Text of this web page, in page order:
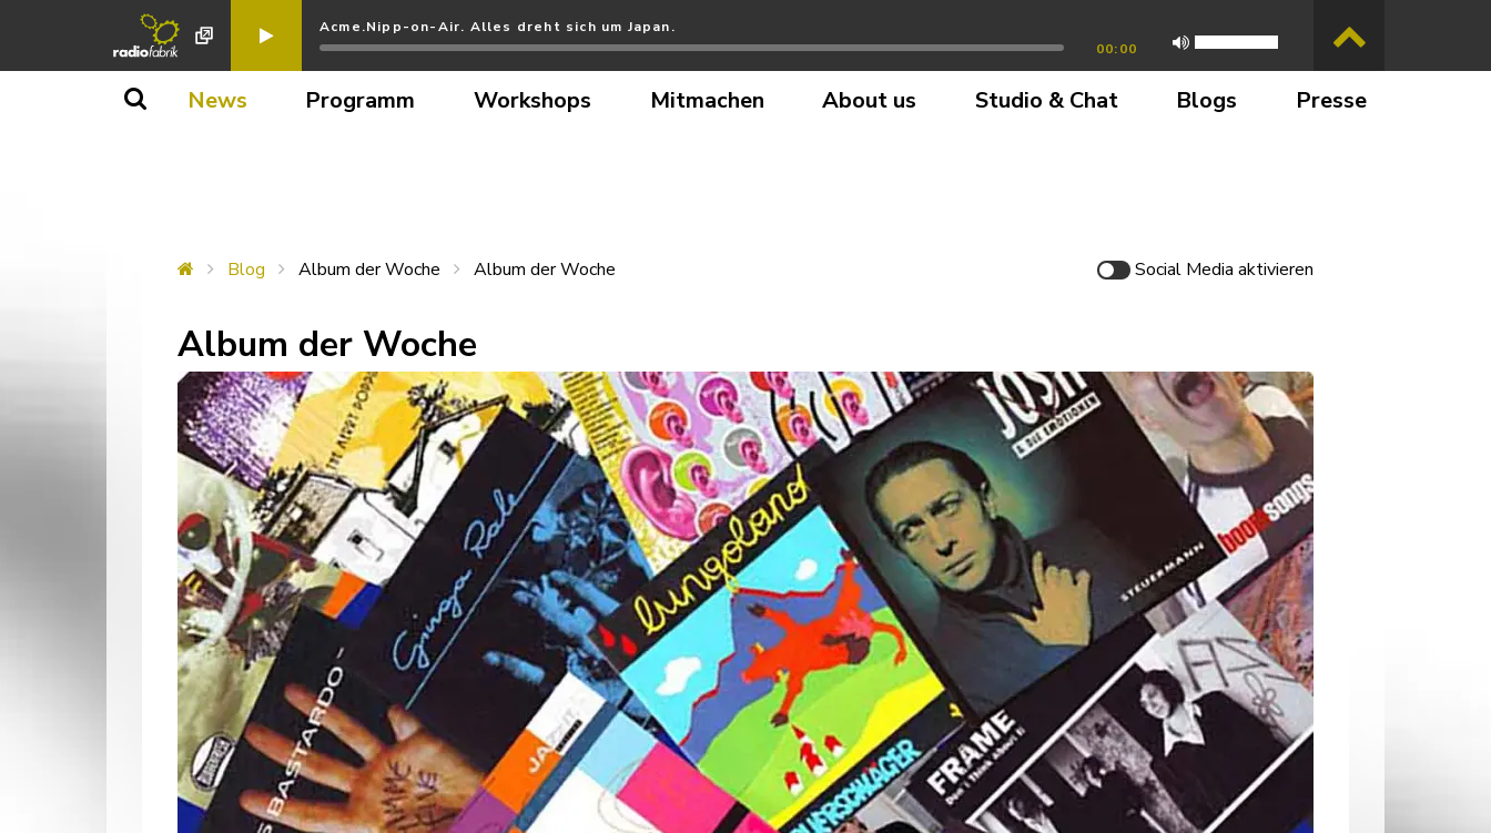
Acme.Nipp-on-Air. Alles dreht sich um Japan.
00:00
News Programm Workshops Mitmachen About us Studio & Chat Blogs Presse
Blog Album der Woche Album der Woche Social Media aktivieren
Album der Woche